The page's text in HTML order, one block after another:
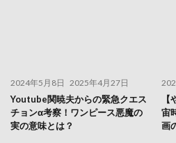
2024年5月8日 2025年4月27日
Youtube関暁夫からの緊急クエス
チョンα考察！ワンピース悪魔の
実の意味とは？
宙
画